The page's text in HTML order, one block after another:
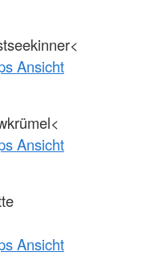
Ansicht
Ansicht
Ansicht